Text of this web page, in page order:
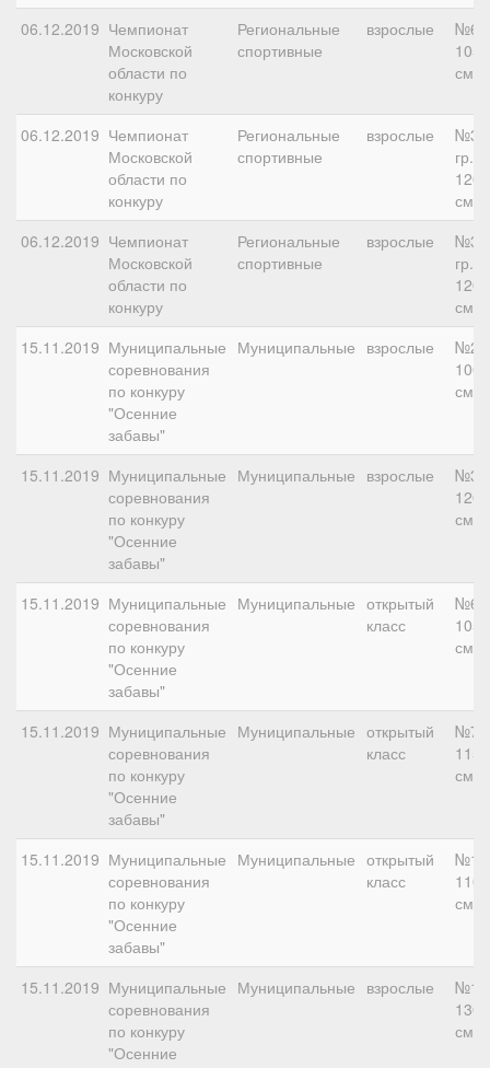
06.12.2019 Чемпионат
Московской
области по
конкуру
Региональные
спортивные
взрослые
№6,
105
см
06.12.2019 Чемпионат
Московской
области по
конкуру
Региональные
спортивные
взрослые
№3
гр.Б,
120
см
06.12.2019 Чемпионат
Московской
области по
конкуру
Региональные
спортивные
взрослые
№3
гр.Б,
120
см
15.11.2019 Муниципальные
соревнования
по конкуру
"Осенние
забавы"
Муниципальные взрослые
№2,
100
см
15.11.2019 Муниципальные
соревнования
по конкуру
"Осенние
забавы"
Муниципальные взрослые
№3,
120
см
15.11.2019 Муниципальные
соревнования
по конкуру
"Осенние
забавы"
Муниципальные открытый
класс
№6,
105
см
15.11.2019 Муниципальные
соревнования
по конкуру
"Осенние
забавы"
Муниципальные открытый
класс
№7,
115
см
15.11.2019 Муниципальные
соревнования
по конкуру
"Осенние
забавы"
Муниципальные открытый
класс
110
см
15.11.2019 Муниципальные
соревнования
по конкуру
"Осенние
Муниципальные взрослые
130
см